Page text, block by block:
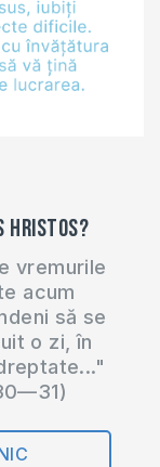
Hristos?
vremurile
acum
să se
o zi, în